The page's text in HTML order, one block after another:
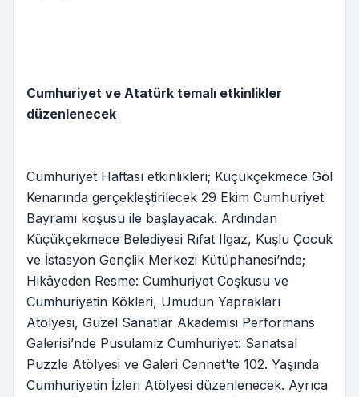
Cumhuriyet ve Atatürk temalı etkinlikler
düzenlenecek
Cumhuriyet Haftası etkinlikleri; Küçükçekmece Göl
Kenarında gerçekleştirilecek 29 Ekim Cumhuriyet
Bayramı koşusu ile başlayacak. Ardından
Küçükçekmece Belediyesi Rıfat Ilgaz, Kuşlu Çocuk
ve İstasyon Gençlik Merkezi Kütüphanesi’nde;
Hikâyeden Resme: Cumhuriyet Coşkusu ve
Cumhuriyetin Kökleri, Umudun Yaprakları
Atölyesi, Güzel Sanatlar Akademisi Performans
Galerisi’nde Pusulamız Cumhuriyet: Sanatsal
Puzzle Atölyesi ve Galeri Cennet’te 102. Yaşında
Cumhuriyetin İzleri Atölyesi düzenlenecek. Ayrıca